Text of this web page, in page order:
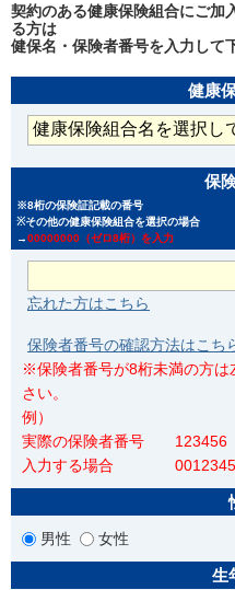
契約のある健康保険組合にご加
る方は
健保名・保険者番号を入力して
健康
保
※8桁の保険証記載の番号
※その他の健康保険組合を選択の場合
→00000000（ゼロ8桁）を入力
忘れた方はこちら
保険者番号の確認方法はこち
※保険者番号が8桁未満の方は
さい。
例）
実際の保険者番号 123456
入力する場合
男性 女性
生